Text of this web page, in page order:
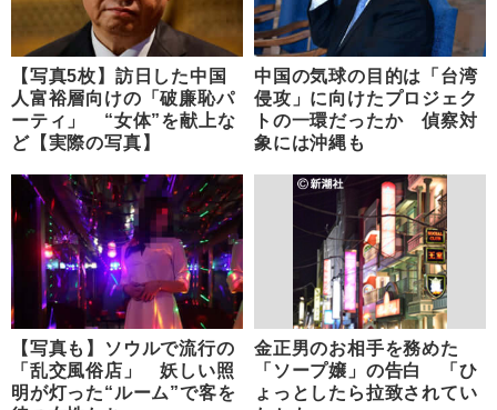
【写真5枚】訪日した中国
人富裕層向けの「破廉恥パ
ーティ」 “女体”を献上な
ど【実際の写真】
中国の気球の目的は「台湾
侵攻」に向けたプロジェク
トの一環だったか 偵察対
象には沖縄も
【写真も】ソウルで流行の
「乱交風俗店」 妖しい照
明が灯った“ルーム”で客を
金正男のお相手を務めた
「ソープ嬢」の告白 「ひ
ょっとしたら拉致されてい